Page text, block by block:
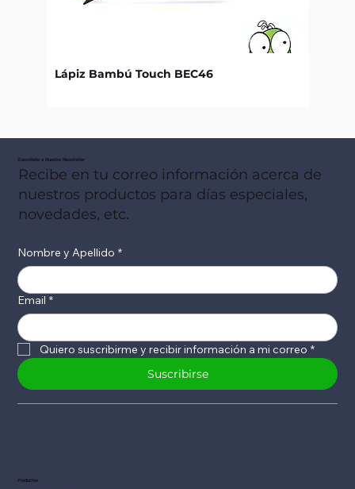
Lápiz Bambú Touch BEC46
Suscribete a Nuestro Newsletter
Recibe en tu correo información acerca de
nuestros productos para días especiales,
novedades, etc.
Nombre y Apellido *
Email *
Quiero suscribirme y recibir información a mi correo *
Suscribirse
Productos